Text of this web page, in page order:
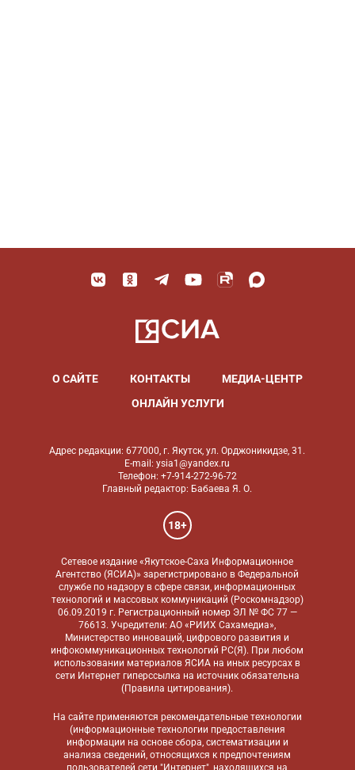
О САЙТЕ КОНТАКТЫ
МЕДИА-ЦЕНТР
ОНЛАЙН УСЛУГИ
Адрес редакции: 677000, г. Якутск, ул. Орджоникидзе, 31.
E-mail: ysia1@yandex.ru
Телефон: +7-914-272-96-72
Главный редактор: Бабаева Я. О.
18+
Сетевое издание «Якутское-Саха Информационное
Агентство (ЯСИА)» зарегистрировано в Федеральной
службе по надзору в сфере связи, информационных
технологий и массовых коммуникаций (Роскомнадзор)
06.09.2019 г. Регистрационный номер ЭЛ № ФС 77 —
76613. Учредители: АО «РИИХ Сахамедиа»,
Министерство инноваций, цифрового развития и
инфокоммуникационных технологий РС(Я). При любом
использовании материалов ЯСИА на иных ресурсах в
сети Интернет гиперссылка на источник обязательна
(Правила цитирования).
На сайте применяются рекомендательные технологии
(информационные технологии предоставления
информации на основе сбора, систематизации и
анализа сведений, относящихся к предпочтениям
пользователей сети "Интернет", находящихся на